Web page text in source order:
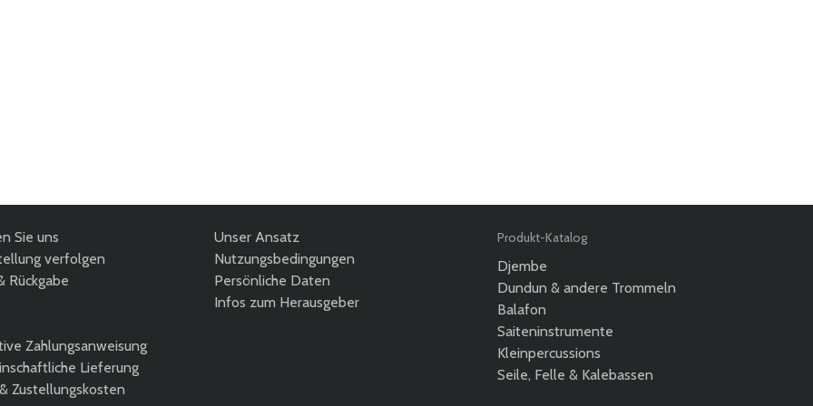
Sie uns
verfolgen
Rückgabe
Zahlungsanweisung
Lieferung
Zustellungskosten
Unser Ansatz
Nutzungsbedingungen
Persönliche Daten
Infos zum Herausgeber
Produkt-Katalog
Djembe
Dundun & andere Trommeln
Balafon
Saiteninstrumente
Kleinpercussions
Seile, Felle & Kalebassen